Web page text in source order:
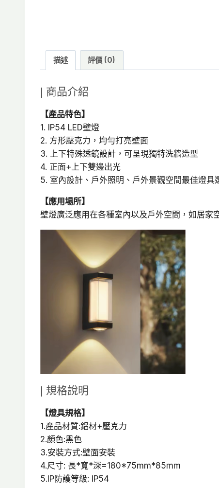
描述 評價 (0)
| 商品介紹
【產品特色】
1. IP54 LED壁燈
2. 方形壓克力，均勻打亮壁面
3. 上下特殊透鏡設計，可呈現獨特洗牆造型
4. 正面+上下雙邊出光
5. 室內設計、戶外照明、戶外景觀空間最佳燈具
【應用場所】
壁燈廣泛應用在各種室內以及戶外空間，如居家
| 規格說明
【燈具規格】
1.產品材質:鋁材+壓克力
2.顏色:黑色
3.安裝方式:壁面安裝
4.尺寸: 長*寬*深=180*75mm*85mm
5.IP防護等級: IP54